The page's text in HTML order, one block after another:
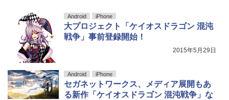
Android iPhone
大プロジェクト「ケイオスドラゴン 混沌
戦争」事前登録開始！
2015年5月29日
Android iPhone
セガネットワークス、メディア展開もあ
る新作「ケイオスドラゴン 混沌戦争」な